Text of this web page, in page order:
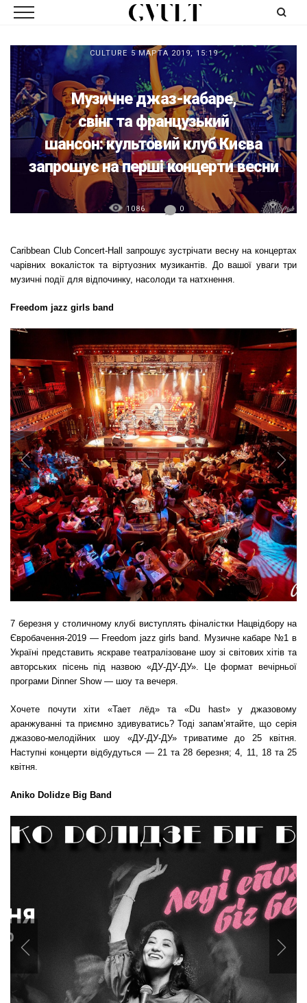
CULTURE 5 МАРТА 2019, 15:19
Музичне джаз-кабаре,
свінг та французький
шансон: культовий клуб Києва
запрошує на перші концерти весни
1086 0
Caribbean Club Concert-Hall запрошує зустрічати весну на концертах
чарівних вокалісток та віртуозних музикантів. До вашої уваги три
музичні події для відпочинку, насолоди та натхнення.
Freedom jazz girls band
Previous
7 березня у столичному клубі виступлять фіналістки Нацвідбору на
Євробачення-2019 — Freedom jazz girls band. Музичне кабаре №1 в
Україні представить яскраве театралізоване шоу зі світових хітів та
авторських пісень під назвою «ДУ-ДУ-ДУ». Це формат вечірньої
програми Dinner Show — шоу та вечеря.
Хочете почути хіти «Тает лёд» та «Du hast» у джазовому
аранжуванні та приємно здивуватись? Тоді запам’ятайте, що серія
джазово-мелодійних шоу «ДУ-ДУ-ДУ» триватиме до 25 квітня.
Наступні концерти відбудуться — 21 та 28 березня; 4, 11, 18 та 25
квітня.
Aniko Dolidze Big Band
Previous